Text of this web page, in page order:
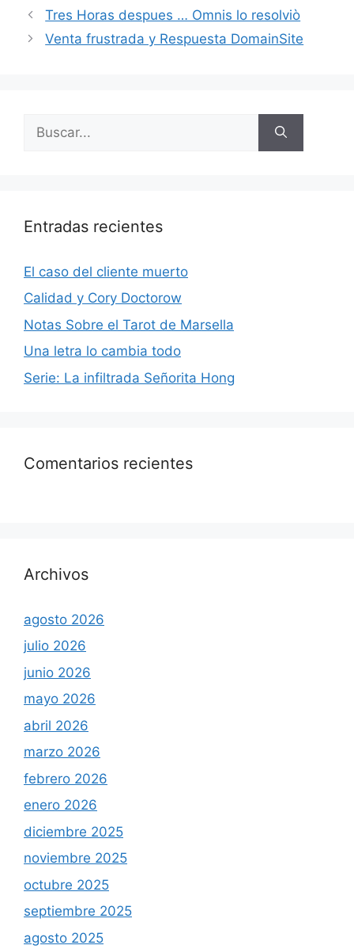
Tres Horas despues … Omnis lo resolviò
Venta frustrada y Respuesta DomainSite
Entradas recientes
El caso del cliente muerto
Calidad y Cory Doctorow
Notas Sobre el Tarot de Marsella
Una letra lo cambia todo
Serie: La infiltrada Señorita Hong
Comentarios recientes
Archivos
agosto 2026
julio 2026
junio 2026
mayo 2026
abril 2026
marzo 2026
febrero 2026
enero 2026
diciembre 2025
noviembre 2025
octubre 2025
septiembre 2025
agosto 2025